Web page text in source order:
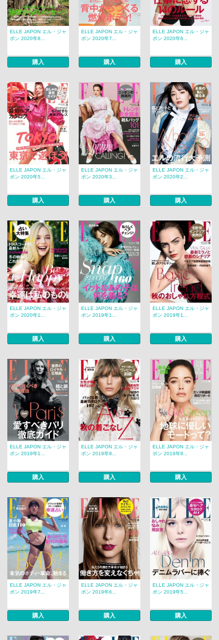
ELLE JAPON エル・ジャ
ポン 2020年8...
購入
ELLE JAPON エル・ジャ
ポン 2020年7...
購入
ELLE JAPON エル・ジャ
ポン 2020年6...
購入
ELLE JAPON エル・ジャ
ポン 2020年5...
購入
ELLE JAPON エル・ジャ
ポン 2020年3...
購入
ELLE JAPON エル・ジャ
ポン 2020年2...
購入
ELLE JAPON エル・ジャ
ポン 2020年1...
購入
ELLE JAPON エル・ジャ
ポン 2019年1...
購入
ELLE JAPON エル・ジャ
ポン 2019年1...
購入
ELLE JAPON エル・ジャ
ポン 2019年1...
購入
ELLE JAPON エル・ジャ
ポン 2019年9...
購入
ELLE JAPON エル・ジャ
ポン 2019年8...
購入
ELLE JAPON エル・ジャ
ポン 2019年7...
購入
ELLE JAPON エル・ジャ
ポン 2019年6...
購入
ELLE JAPON エル・ジャ
ポン 2019年5...
購入